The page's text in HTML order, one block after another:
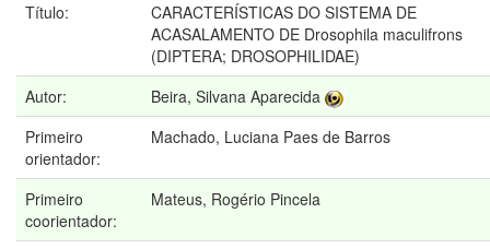
Título:
CARACTERÍSTICAS DO SISTEMA DE
ACASALAMENTO DE Drosophila maculifrons
(DIPTERA; DROSOPHILIDAE)
Autor:
Beira, Silvana Aparecida
Primeiro
orientador:
Machado, Luciana Paes de Barros
Primeiro
coorientador:
Mateus, Rogério Pincela